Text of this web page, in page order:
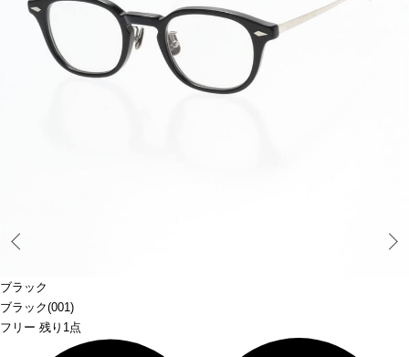
ブラック
ブラック(001)
フリー 残り1点